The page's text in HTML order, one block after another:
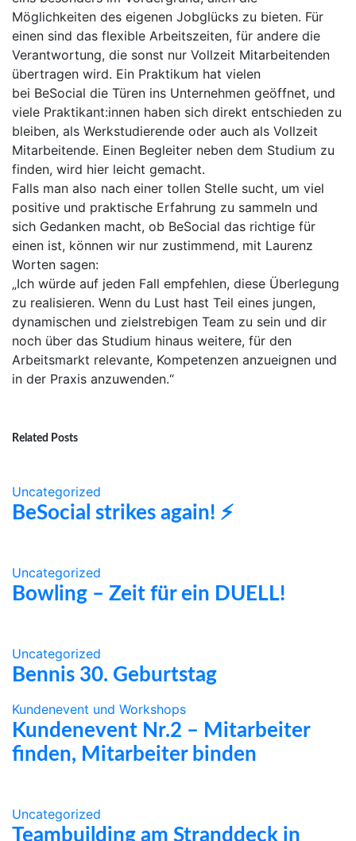
Möglichkeiten des eigenen Jobglücks zu bieten. Für
einen sind das flexible Arbeitszeiten, für andere die
Verantwortung, die sonst nur Vollzeit Mitarbeitenden
übertragen wird. Ein Praktikum hat vielen
bei BeSocial die Türen ins Unternehmen geöffnet, und
viele Praktikant:innen haben sich direkt entschieden zu
bleiben, als Werkstudierende oder auch als Vollzeit
Mitarbeitende. Einen Begleiter neben dem Studium zu
finden, wird hier leicht gemacht.
Falls man also nach einer tollen Stelle sucht, um viel
positive und praktische Erfahrung zu sammeln und
sich Gedanken macht, ob BeSocial das richtige für
einen ist, können wir nur zustimmend, mit Laurenz
Worten sagen:
„Ich würde auf jeden Fall empfehlen, diese Überlegung
zu realisieren. Wenn du Lust hast Teil eines jungen,
dynamischen und zielstrebigen Team zu sein und dir
noch über das Studium hinaus weitere, für den
Arbeitsmarkt relevante, Kompetenzen anzueignen und
in der Praxis anzuwenden.“
Related Posts
Uncategorized
BeSocial strikes again! ⚡️
Uncategorized
Bowling – Zeit für ein DUELL!
Uncategorized
Bennis 30. Geburtstag
Kundenevent und Workshops
Kundenevent Nr.2 – Mitarbeiter
finden, Mitarbeiter binden
Uncategorized
Teambuilding am Stranddeck in